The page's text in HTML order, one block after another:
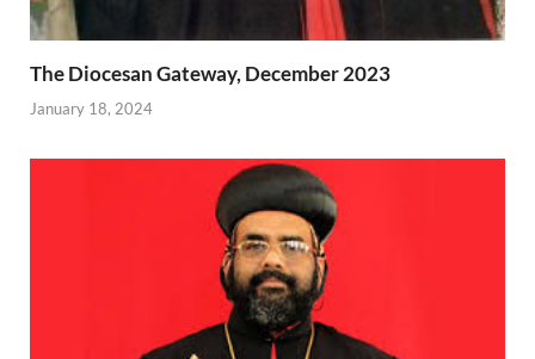
The Diocesan Gateway, December 2023
January 18, 2024